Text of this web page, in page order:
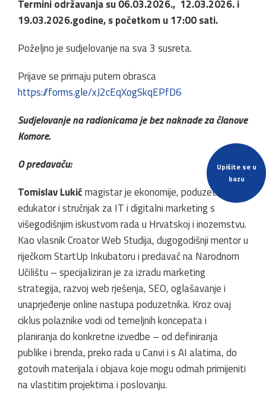
Upišite se u
bazu
Termini održavanja su 06.03.2026., 12.03.2026. i
19.03.2026.godine, s početkom u 17:00 sati.
Poželjno je sudjelovanje na sva 3 susreta.
Prijave se primaju putem obrasca
https://forms.gle/xJ2cEqXogSkqEPfD6
Sudjelovanje na radionicama je bez naknade za članove
Komore.
O predavaču:
Tomislav Lukićmagistar je ekonomije, poduzetnik,
edukator i stručnjak za IT i digitalni marketing s
višegodišnjim iskustvom rada u Hrvatskoj i inozemstvu.
Kao vlasnik Croator Web Studija, dugogodišnji mentor u
riječkom StartUp Inkubatoru i predavač na Narodnom
Učilištu – specijaliziran je za izradu marketing
strategija, razvoj web rješenja, SEO, oglašavanje i
unaprjeđenje online nastupa poduzetnika. Kroz ovaj
ciklus polaznike vodi od temeljnih koncepata i
planiranja do konkretne izvedbe – od definiranja
publike i brenda, preko rada u Canvi i s AI alatima, do
gotovih materijala i objava koje mogu odmah primijeniti
na vlastitim projektima i poslovanju.